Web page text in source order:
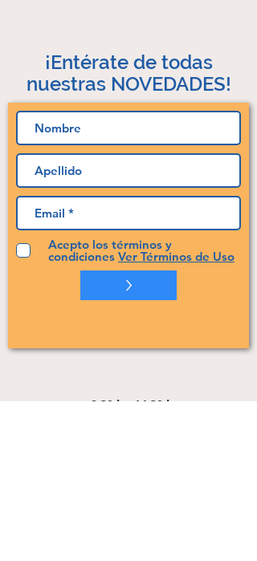
¡Entérate de todas
nuestras NOVEDADES!
Acepto los términos y
condiciones Ver Términos de Uso
>
8:30 h - 14:30 h